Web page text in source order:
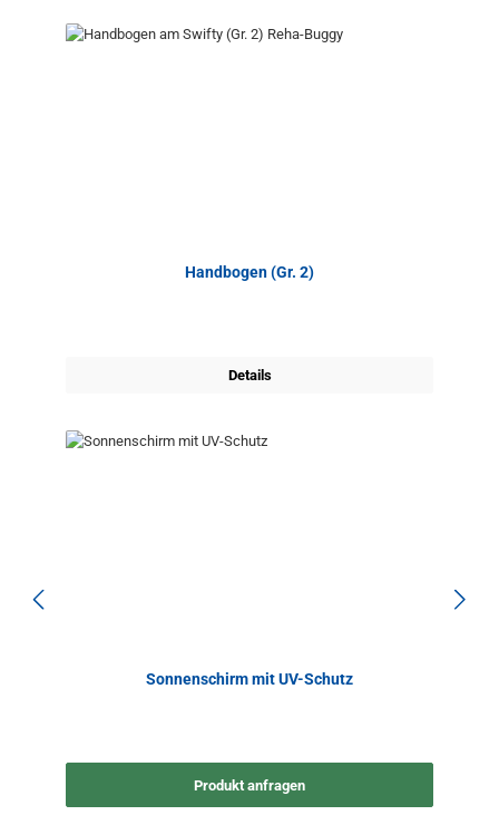
Handbogen (Gr. 2)
Details
Sonnenschirm mit UV-Schutz
Produkt anfragen